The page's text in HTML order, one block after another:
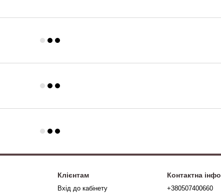
Клієнтам
Вхід до кабінету
Контактна
+380507400660